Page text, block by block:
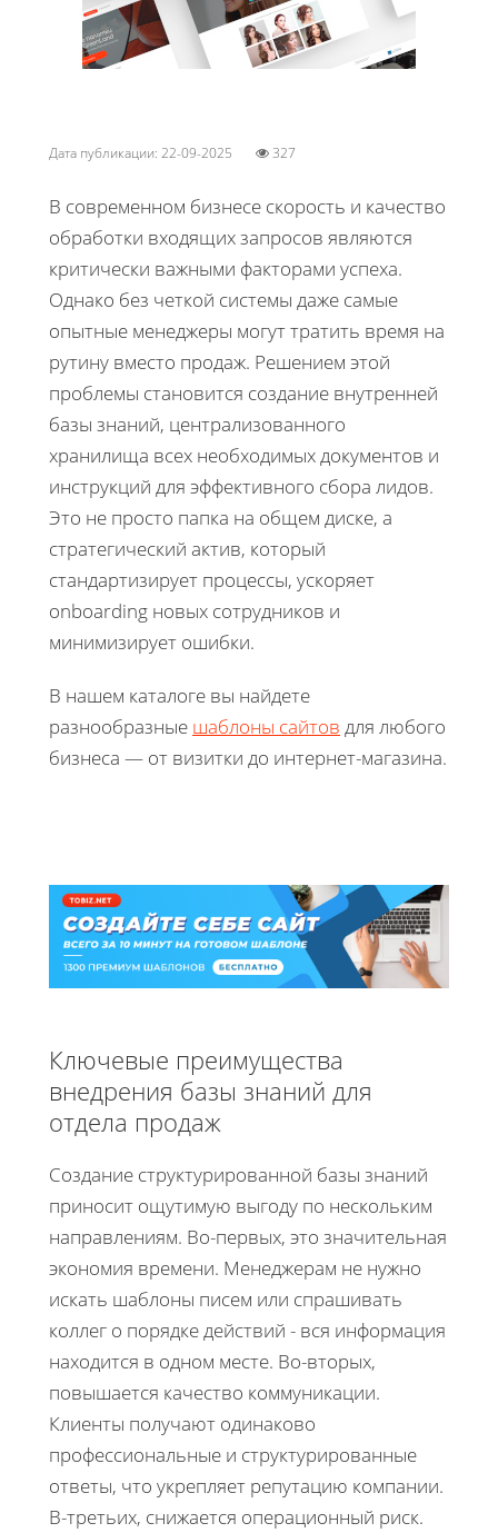
Дата публикации: 22-09-2025 327
В современном бизнесе скорость и качество
обработки входящих запросов являются
критически важными факторами успеха.
Однако без четкой системы даже самые
опытные менеджеры могут тратить время на
рутину вместо продаж. Решением этой
проблемы становится создание внутренней
базы знаний, централизованного
хранилища всех необходимых документов и
инструкций для эффективного сбора лидов.
Это не просто папка на общем диске, а
стратегический актив, который
стандартизирует процессы, ускоряет
onboarding новых сотрудников и
минимизирует ошибки.
В нашем каталоге вы найдете
разнообразные шаблоны сайтов для любого
бизнеса — от визитки до интернет-магазина.
Ключевые преимущества
внедрения базы знаний для
отдела продаж
Создание структурированной базы знаний
приносит ощутимую выгоду по нескольким
направлениям. Во-первых, это значительная
экономия времени. Менеджерам не нужно
искать шаблоны писем или спрашивать
коллег о порядке действий - вся информация
находится в одном месте. Во-вторых,
повышается качество коммуникации.
Клиенты получают одинаково
профессиональные и структурированные
ответы, что укрепляет репутацию компании.
В-третьих, снижается операционный риск.